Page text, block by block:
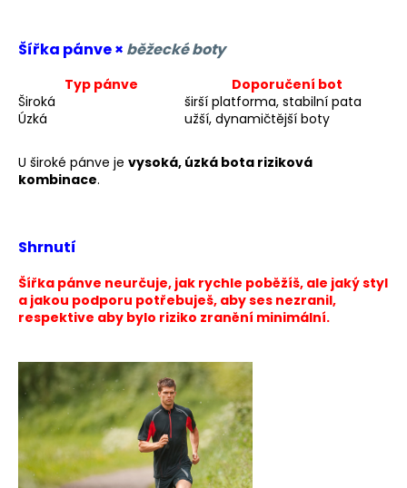
Šířka pánve × běžecké boty
Typ pánve
Doporučení bot
Široká
širší platforma, stabilní pata
Úzká
užší, dynamičtější boty
U široké pánve je vysoká, úzká bota riziková
kombinace.
Shrnutí
Šířka pánve neurčuje, jak rychle poběžíš, ale jaký styl
a jakou podporu potřebuješ, aby ses nezranil,
respektive aby bylo riziko zranění minimální.